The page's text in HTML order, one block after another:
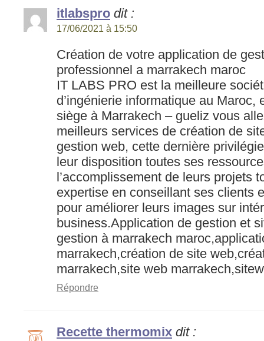
itlabspro dit :
17/06/2021 à 15:50
Création de votre application de
professionnel a marrakech maroc
IT LABS PRO est la meilleure
d’ingénierie informatique au Maroc,
siège à Marrakech – gueliz vous
meilleurs services de création de
gestion web, cette dernière
leur disposition toutes ses
l’accomplissement de leurs projets
expertise en conseillant ses clients
pour améliorer leurs images sur
business.Application de gestion et
gestion à marrakech
marrakech,création de site
marrakech,site web
Répondre
Recette thermomix dit :